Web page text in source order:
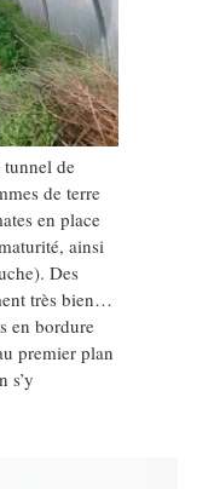
tunnel de
de terre
en place
ainsi
Des
très bien…
en bordure
premier plan
s’y